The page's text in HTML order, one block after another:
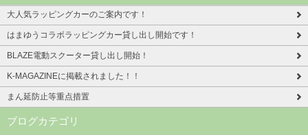
大人気ラッピングカーのご案内です！
はまゆうコラボラッピングカー貸し出し開始です！
BLAZE電動スクーター貸し出し開始！
K-MAGAZINEに掲載されました！！
まん延防止等重点措置
ブログカテゴリ